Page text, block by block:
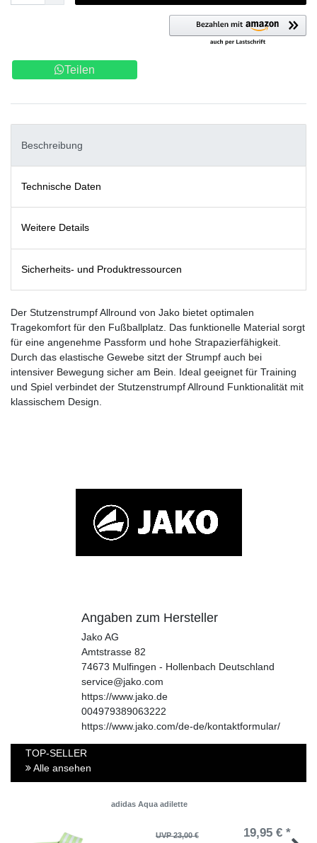
Teilen
Beschreibung
Technische Daten
Weitere Details
Sicherheits- und Produktressourcen
Der Stutzenstrumpf Allround von Jako bietet optimalen
Tragekomfort für den Fußballplatz. Das funktionelle Material sorgt
für eine angenehme Passform und hohe Strapazierfähigkeit.
Durch das elastische Gewebe sitzt der Strumpf auch bei
intensiver Bewegung sicher am Bein. Ideal geeignet für Training
und Spiel verbindet der Stutzenstrumpf Allround Funktionalität mit
klassischem Design.
Angaben zum Hersteller
Jako AG
Amtstrasse 82
74673 Mulfingen - Hollenbach Deutschland
service@jako.com
https://www.jako.de
004979389063222
https://www.jako.com/de-de/kontaktformular/
TOP-SELLER
Alle ansehen
adidas Aqua adilette
UVP 23,00 € 19,95 € *